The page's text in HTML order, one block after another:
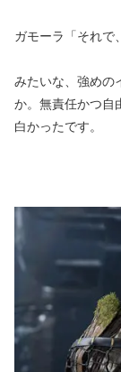
ガモーラ「それで
みたいな、強めの
か。無責任かつ自
白かったです。